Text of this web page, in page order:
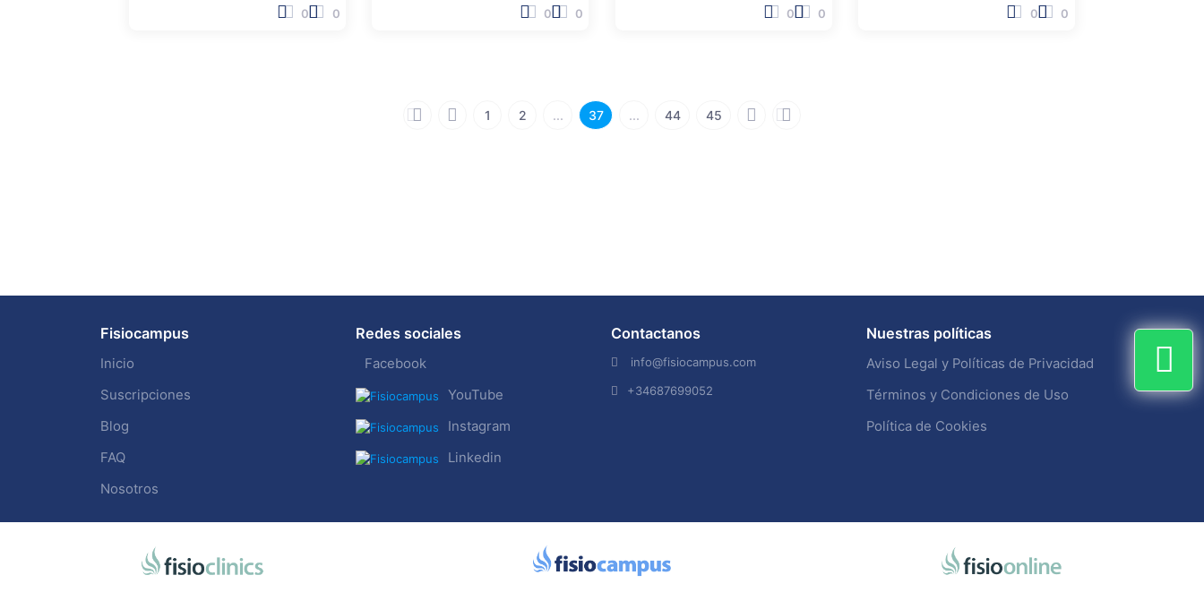
0 0 0 0 0 0 0 0
1 2 ... 37 ... 44 45
Fisiocampus
Inicio
Suscripciones
Blog
FAQ
Nosotros
Redes sociales
Facebook
YouTube
Instagram
Linkedin
Contactanos
info@fisiocampus.com
+34687699052
Nuestras políticas
Aviso Legal y Políticas de Privacidad
Términos y Condiciones de Uso
Política de Cookies